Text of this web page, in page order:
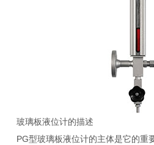
玻璃板液位计的描述
PG型玻璃板液位计的主体是它的重